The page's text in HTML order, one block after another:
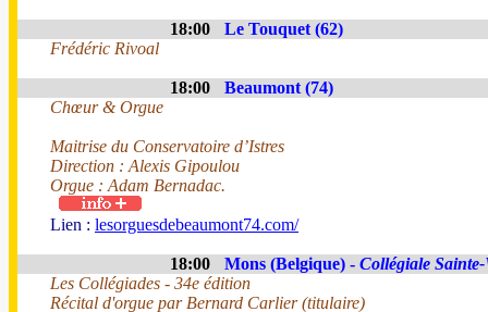
18:00
Le Touquet (62)
Frédéric Rivoal
18:00
Beaumont (74)
Chœur & Orgue
Maitrise du Conservatoire d’Istres
Direction : Alexis Gipoulou
Orgue : Adam Bernadac.
Lien : lesorguesdebeaumont74.com/
18:00 Mons (Belgique) - Collégiale
Les Collégiades - 34e édition
Récital d'orgue par Bernard Carlier (titulaire)